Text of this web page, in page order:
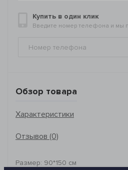
Купить в один клик
Введите номер телефона и мы
Обзор товара
Характеристики
Отзывов (0)
Размер: 90*150 см